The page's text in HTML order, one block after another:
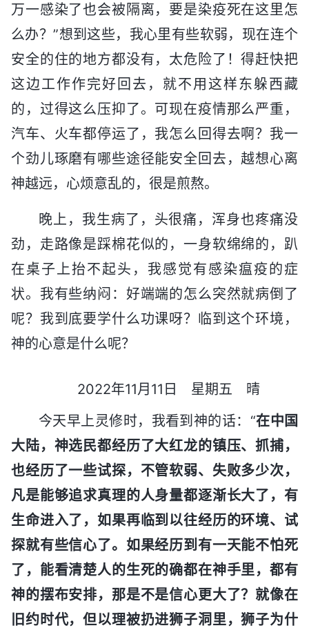
万一感染了也会被隔离，要是染疫死在这里怎
么办？”想到这些，我心里有些软弱，现在连个
安全的住的地方都没有，太危险了！得赶快把
这边工作作完好回去，就不用这样东躲西藏
的，过得这么压抑了。可现在疫情那么严重，
汽车、火车都停运了，我怎么回得去啊？我一
个劲儿琢磨有哪些途径能安全回去，越想心离
神越远，心烦意乱的，很是煎熬。
晚上，我生病了，头很痛，浑身也疼痛没
劲，走路像是踩棉花似的，一身软绵绵的，趴
在桌子上抬不起头，我感觉有感染瘟疫的症
状。我有些纳闷：好端端的怎么突然就病倒了
呢？我到底要学什么功课呀？临到这个环境，
神的心意是什么呢？
2022年11月11日 星期五 晴
今天早上灵修时，我看到神的话：“在中国
大陆，神选民都经历了大红龙的镇压、抓捕，
也经历了一些试探，不管软弱、失败多少次，
凡是能够追求真理的人身量都逐渐长大了，有
生命进入了，如果再临到以往经历的环境、试
探就有些信心了。如果经历到有一天能不怕死
了，能看清楚人的生死的确都在神手里，都有
神的摆布安排，那是不是信心更大了？就像在
旧约时代，但以理被扔进狮子洞里，狮子为什